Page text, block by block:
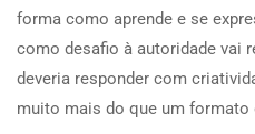
forma como aprende e se
como desafio à autoridade vai
deveria responder com
muito mais do que um formato